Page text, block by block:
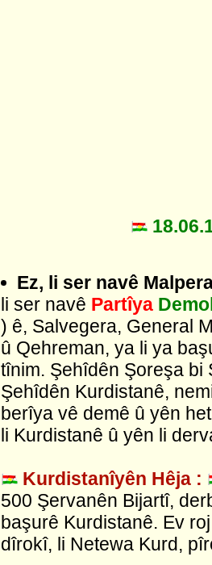
Ez, li ser navê
li ser navê Partîya
) ê, Salvegera, General
û Qehreman, ya li ya
tînim. Şehîdên Şoreşa bi
Şehîdên Kurdistanê,
berîya vê demê û yên
li Kurdistanê û yên li
Kurdistanîyên Hêja :
500 Şervanên Bijartî,
başurê Kurdistanê. Ev
dîrokî, li Netewa Kurd,